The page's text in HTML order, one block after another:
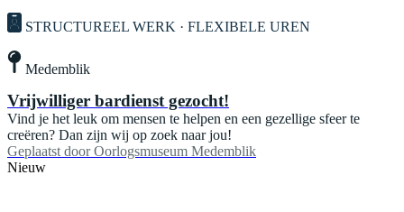
STRUCTUREEL WERK · FLEXIBELE UREN
Medemblik
Vrijwilliger bardienst gezocht!
Vind je het leuk om mensen te helpen en een gezellige sfeer te
creëren? Dan zijn wij op zoek naar jou!
Geplaatst door Oorlogsmuseum Medemblik
Nieuw